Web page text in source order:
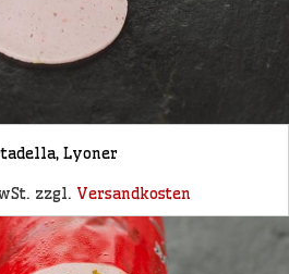
Lyoner
zzgl. Versandkosten